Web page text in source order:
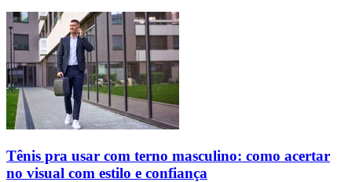
Tênis pra usar com terno masculino: como acertar
no visual com estilo e confiança